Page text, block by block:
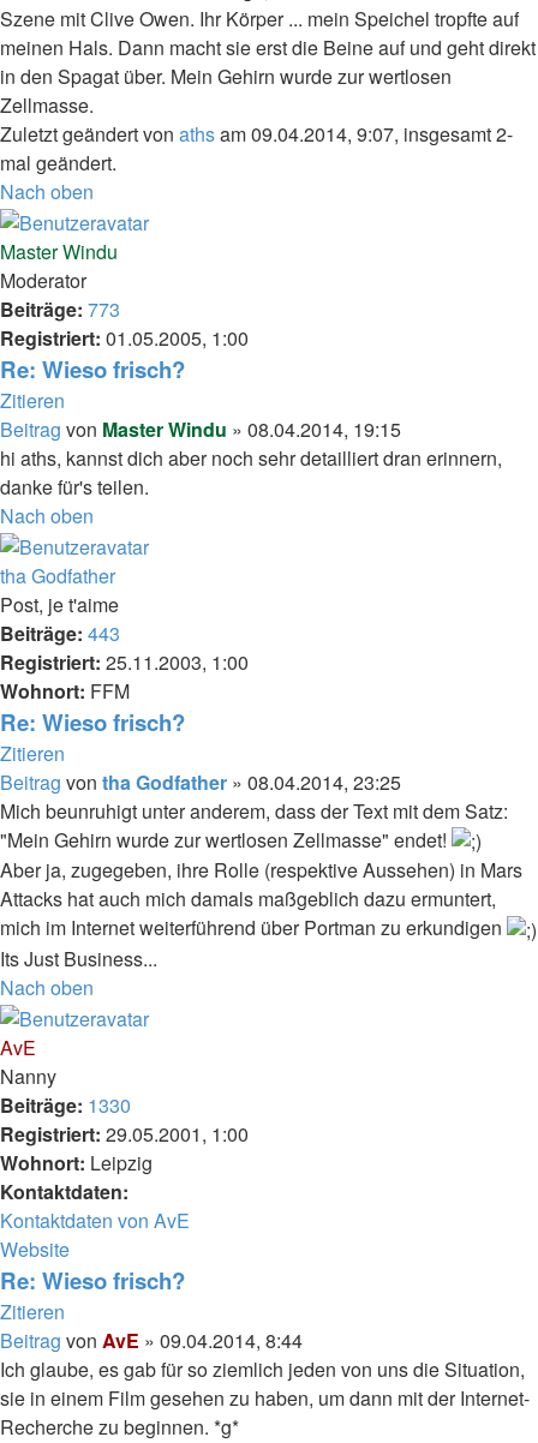
Szene mit Clive Owen. Ihr Körper ... mein Speichel tropfte auf
meinen Hals. Dann macht sie erst die Beine auf und geht direkt
in den Spagat über. Mein Gehirn wurde zur wertlosen
Zellmasse.
Zuletzt geändert von athsam 09.04.2014, 9:07, insgesamt 2-
mal geändert.
Nach oben
Master Windu
Moderator
Beiträge: 773
Registriert: 01.05.2005, 1:00
Re: Wieso frisch?
Zitieren
Beitrag von Master Windu » 08.04.2014, 19:15
hi aths, kannst dich aber noch sehr detailliert dran erinnern,
danke für's teilen.
Nach oben
tha Godfather
Post, je t'aime
Beiträge: 443
Registriert: 25.11.2003, 1:00
Wohnort: FFM
Re: Wieso frisch?
Zitieren
Beitrag von tha Godfather » 08.04.2014, 23:25
Mich beunruhigt unter anderem, dass der Text mit dem Satz:
"Mein Gehirn wurde zur wertlosen Zellmasse" endet!
Aber ja, zugegeben, ihre Rolle (respektive Aussehen) in Mars
Attacks hat auch mich damals maßgeblich dazu ermuntert,
mich im Internet weiterführend über Portman zu erkundigen
Its Just Business...
Nach oben
AvE
Nanny
Beiträge: 1330
Registriert: 29.05.2001, 1:00
Wohnort: Leipzig
Kontaktdaten:
Kontaktdaten von AvE
Website
Re: Wieso frisch?
Zitieren
Beitrag von AvE » 09.04.2014, 8:44
Ich glaube, es gab für so ziemlich jeden von uns die Situation,
sie in einem Film gesehen zu haben, um dann mit der Internet-
Recherche zu beginnen. *g*